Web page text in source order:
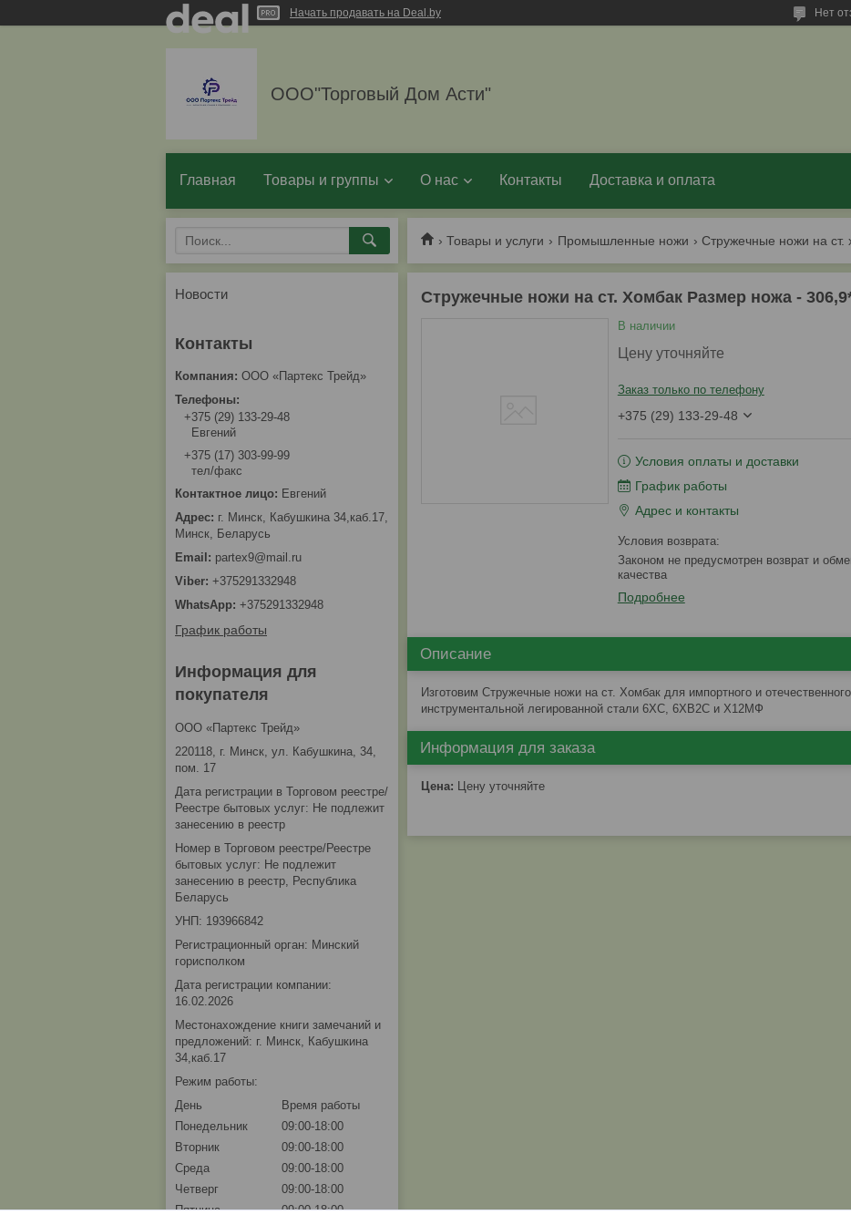
Начать продавать на Deal.by Нет
ООО"Торговый Дом Асти"
Главная Товары и группы О нас Контакты Доставка и оплата
Товары и услуги Промышленные ножи
Стружечные ножи на ст. Хомбак Размер ножа -
В наличии
Цену уточняйте
Заказ только по телефону
+375 (29) 133-29-48
Условия оплаты и доставки
График работы
Адрес и контакты
Законом не предусмотрен возврат и обмен данного товара надлежащего
качества
Подробнее
Описание
Изготовим Стружечные ножи на ст. Хомбак для импортного и
инструментальной легированной стали 6ХС, 6ХВ2С и Х12МФ
Информация для заказа
Цена: Цену уточняйте
Новости
ООО «Партекс Трейд»
+375 (29) 133-29-48
Евгений
+375 (17) 303-99-99
тел/факс
Евгений
г. Минск, Кабушкина 34,каб.17,
Минск, Беларусь
partex9@mail.ru
+375291332948
+375291332948
График работы
Информация для
покупателя
ООО «Партекс Трейд»
220118, г. Минск, ул. Кабушкина, 34,
пом. 17
Дата регистрации в Торговом реестре/
Реестре бытовых услуг: Не подлежит
занесению в реестр
Номер в Торговом реестре/Реестре
бытовых услуг: Не подлежит
занесению в реестр, Республика
Беларусь
УНП: 193966842
Регистрационный орган: Минский
горисполком
Дата регистрации компании:
16.02.2026
Местонахождение книги замечаний и
предложений: г. Минск, Кабушкина
34,каб.17
Режим работы:
День
Время работы
Понедельник
09:00-18:00
Вторник
09:00-18:00
Среда
09:00-18:00
Четверг
09:00-18:00
Пятница
09:00-18:00